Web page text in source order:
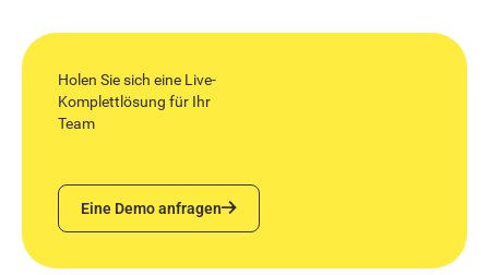
Holen Sie sich eine Live-
Komplettlösung für Ihr
Team
Eine Demo anfragen
Eine Demo anfragen